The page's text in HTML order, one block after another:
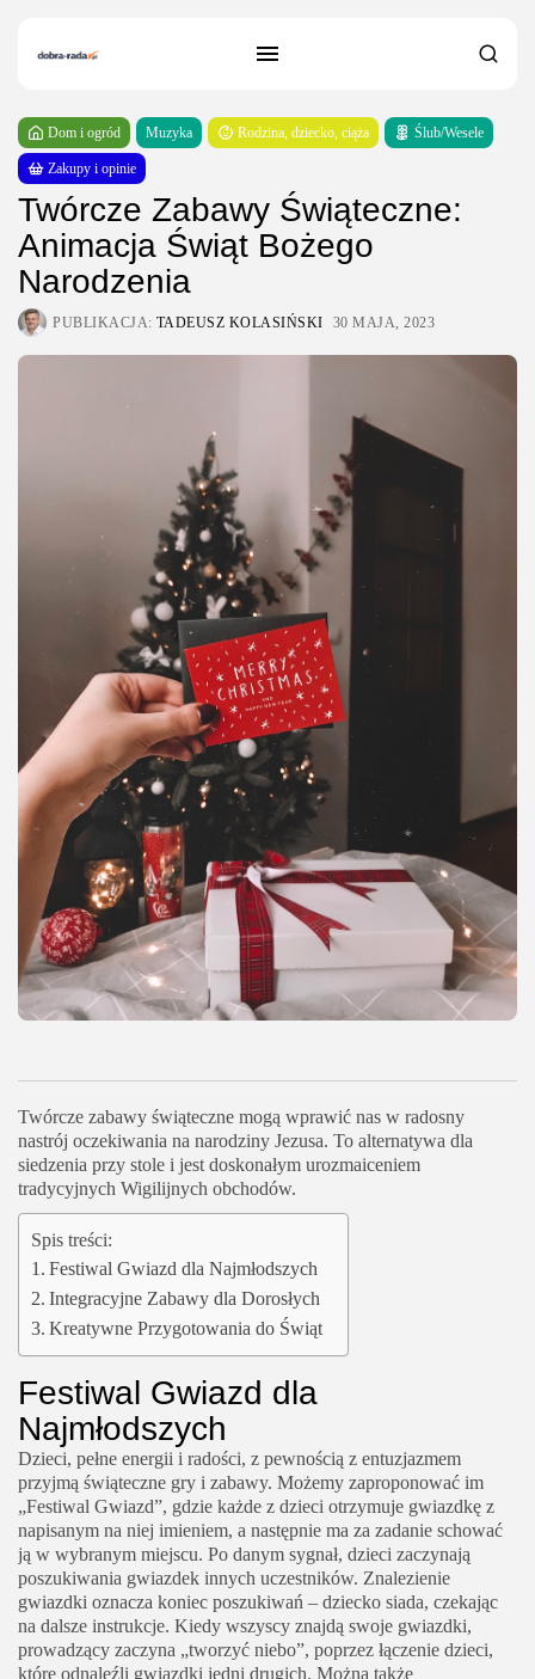
Dom i ogród Muzyka Rodzina, dziecko, ciąża Ślub/Wesele
Zakupy i opinie
Twórcze Zabawy Świąteczne:
Animacja Świąt Bożego
Narodzenia
PUBLIKACJA: TADEUSZ KOLASIŃSKI 30 MAJA, 2023
Twórcze zabawy świąteczne mogą wprawić nas w radosny
nastrój oczekiwania na narodziny Jezusa. To alternatywa dla
siedzenia przy stole i jest doskonałym urozmaiceniem
tradycyjnych Wigilijnych obchodów.
Spis treści:
Festiwal Gwiazd dla Najmłodszych
Integracyjne Zabawy dla Dorosłych
Kreatywne Przygotowania do Świąt
Festiwal Gwiazd dla
Najmłodszych
Dzieci, pełne energii i radości, z pewnością z entuzjazmem
przyjmą świąteczne gry i zabawy. Możemy zaproponować im
„Festiwal Gwiazd”, gdzie każde z dzieci otrzymuje gwiazdkę z
napisanym na niej imieniem, a następnie ma za zadanie schować
ją w wybranym miejscu. Po danym sygnał, dzieci zaczynają
poszukiwania gwiazdek innych uczestników. Znalezienie
gwiazdki oznacza koniec poszukiwań – dziecko siada, czekając
na dalsze instrukcje. Kiedy wszyscy znajdą swoje gwiazdki,
prowadzący zaczyna „tworzyć niebo”, poprzez łączenie dzieci,
które odnaleźli gwiazdki jedni drugich. Można także